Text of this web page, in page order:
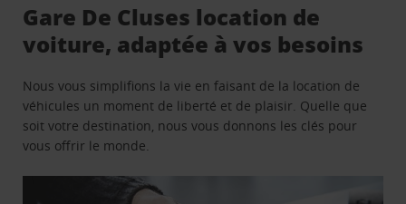
Gare De Cluses location de
voiture, adaptée à vos besoins
Nous vous simplifions la vie en faisant de la location de
véhicules un moment de liberté et de plaisir. Quelle que
soit votre destination, nous vous donnons les clés pour
vous offrir le monde.